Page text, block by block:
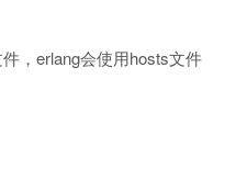
，erlang会使用hosts文件